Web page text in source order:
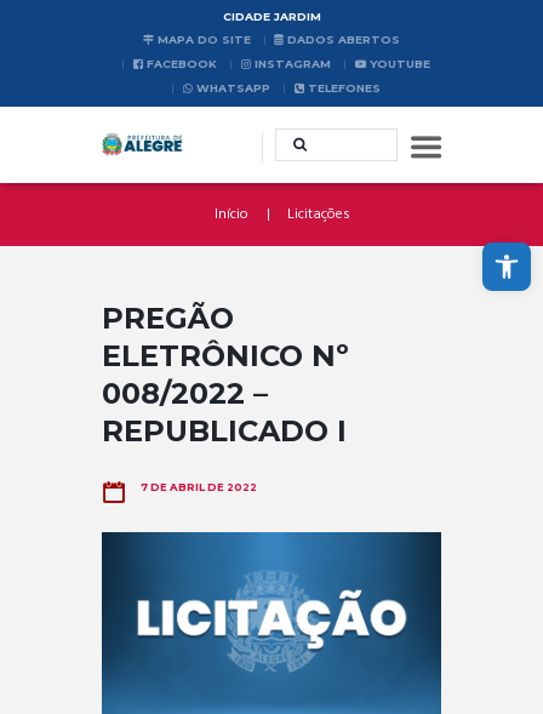
Abrir a barra de ferramentas
CIDADE JARDIM
MAPA DO SITE
DADOS ABERTOS
FACEBOOK
INSTAGRAM
YOUTUBE
WHATSAPP
TELEFONES
Início Licitações
PREGÃO
ELETRÔNICO Nº
008/2022 –
REPUBLICADO I
7 DE ABRIL DE 2022